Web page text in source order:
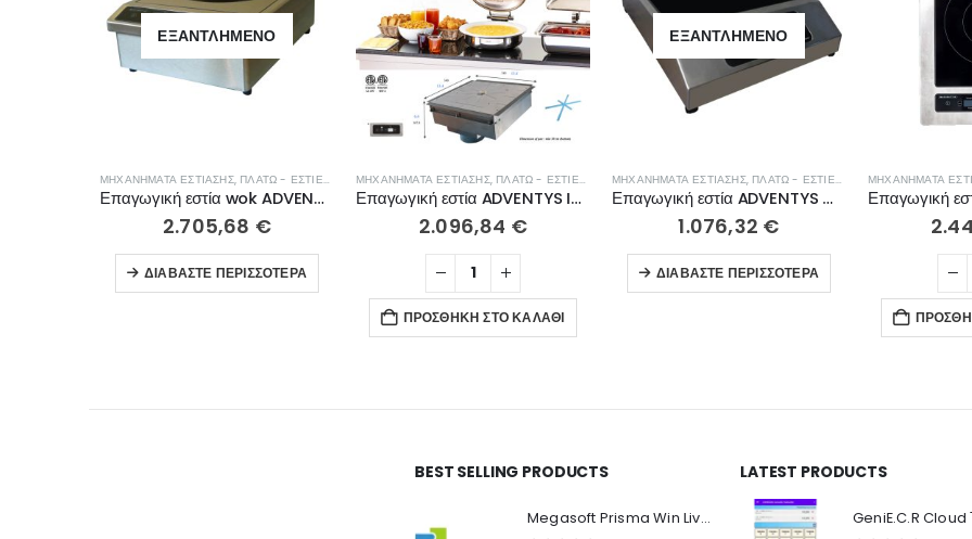
ΕΞΑΝΤΛΗΜΈΝΟ
ΜΗΧΑΝΉΜΑΤΑ ΕΣΤΊΑΣΗΣ, ΠΛΑΤΏ - ΕΣΤΊΕΣ ΨΗΣΊΜΑΤΟΣ
Επαγωγική εστία wok ADVENTYS BWIC 3600 IX7
2.705,68 €
ΔΙΑΒΆΣΤΕ ΠΕΡΙΣΣΌΤΕΡΑ
ΜΗΧΑΝΉΜΑΤΑ ΕΣΤΊΑΣΗΣ, ΠΛΑΤΏ - ΕΣΤΊΕΣ ΨΗΣΊΜΑΤΟΣ
Επαγωγική εστία ADVENTYS Induc’Stone
2.096,84 €
ΠΡΟΣΘΉΚΗ ΣΤΟ ΚΑΛΆΘΙ
ΕΞΑΝΤΛΗΜΈΝΟ
ΜΗΧΑΝΉΜΑΤΑ ΕΣΤΊΑΣΗΣ, ΠΛΑΤΏ - ΕΣΤΊΕΣ ΨΗΣΊΜΑΤΟΣ
Επαγωγική εστία ADVENTYS GLN 3000
1.076,32 €
ΔΙΑΒΆΣΤΕ ΠΕΡΙΣΣΌΤΕΡΑ
ΜΗΧΑΝΉΜΑΤΑ
BEST SELLING PRODUCTS
Megasoft Prisma Win Live Viewer
LATEST PRODUCTS
Ο Λογαριασμός μου